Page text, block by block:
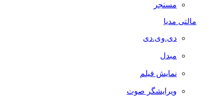
مسنجر
مالتی مدیا
دی.وی.دی
مبدل
نمایش فیلم
ویرایشگر صوت